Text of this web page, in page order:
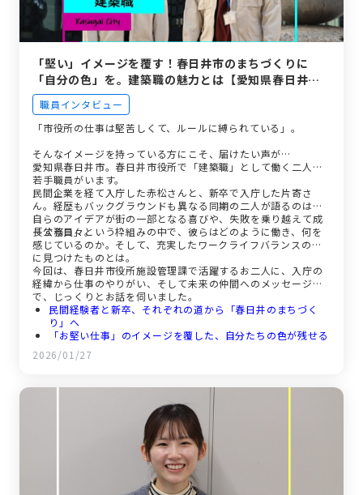
「堅い」イメージを覆す！春日井市のまちづくりに
「自分の色」を。建築職の魅力とは【愛知県春日井
市】
職員インタビュー
「市役所の仕事は堅苦しくて、ルールに縛られている」。
そんなイメージを持っている方にこそ、届けたい声が…
愛知県春日井市。春日井市役所で「建築職」として働く二人の
若手職員がいます。
民間企業を経て入庁した赤松さんと、新卒で入庁した片寄さ
ん。経歴もバックグラウンドも異なる同期の二人が語るのは、
自らのアイデアが街の一部となる喜びや、失敗を乗り越えて成
長する日々。
「公務員」という枠組みの中で、彼らはどのように働き、何を
感じているのか。そして、充実したワークライフバランスの先
に見つけたものとは。
今回は、春日井市役所施設管理課で活躍するお二人に、入庁の
経緯から仕事のやりがい、そして未来の仲間へのメッセージま
で、じっくりとお話を伺いました。
民間経験者と新卒、それぞれの道から「春日井のまちづく
り」へ
「お堅い仕事」のイメージを覆した、自分たちの色が残せる
現場
公共施設を守り、つくる責任。失敗を糧に成長する日々
「休みを取りなさい」と言われる環境。仕事と私生活の心地
迷っているあなたへ。街に残る仕事ができる場所
2026/01/27